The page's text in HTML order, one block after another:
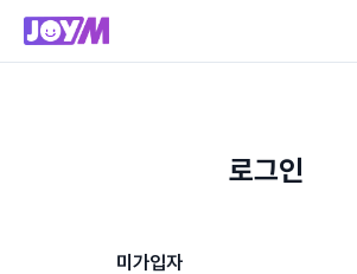
로그인
미가입자